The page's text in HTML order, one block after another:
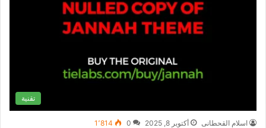
تقنية
اسلام القحطانى أكتوبر 8, 2025 0 1٬814